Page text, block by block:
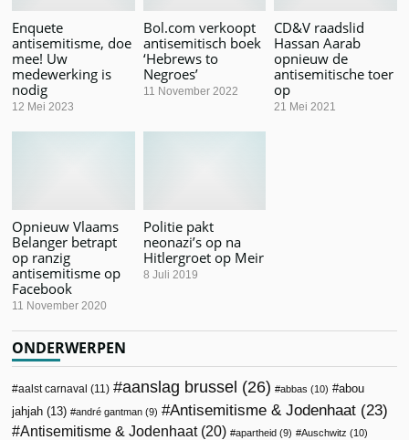
Enquete
antisemitisme, doe
mee! Uw
medewerking is
nodig
12 Mei 2023
Bol.com verkoopt
antisemitisch boek
‘Hebrews to
Negroes’
11 November 2022
CD&V raadslid
Hassan Aarab
opnieuw de
antisemitische toer
op
21 Mei 2021
Opnieuw Vlaams
Belanger betrapt
op ranzig
antisemitisme op
Facebook
11 November 2020
Politie pakt
neonazi’s op na
Hitlergroet op Meir
8 Juli 2019
ONDERWERPEN
aalst carnaval (11) aanslag brussel (26) abbas (10)
abou
jahjah (13) andré gantman (9) Antisemitisme & Jodenhaat (23)
Antisemitisme & Jodenhaat(20) apartheid (9) Auschwitz (10)